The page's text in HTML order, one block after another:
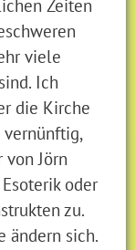
Zeiten
viele
Ich
die Kirche
Jörn
oder
zu.
ändern sich.